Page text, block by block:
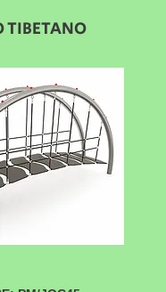
TIBETANO